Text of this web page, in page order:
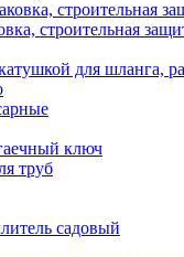
строительная
для шланга,
ключ
труб
садовый